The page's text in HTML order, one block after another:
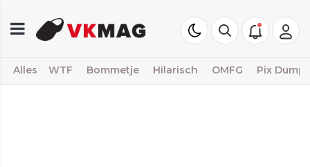
Alles WTF Bommetje Hilarisch OMFG Pix Dump